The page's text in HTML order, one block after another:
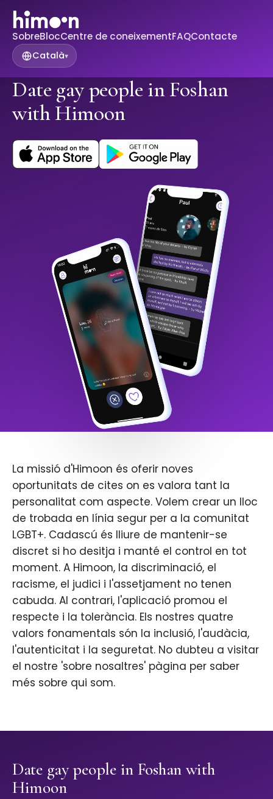
SobreBlocCentre de coneixementFAQContacte
Català▾
Date gay people in Foshan
with Himoon
La missió d'Himoon és oferir noves
oportunitats de cites on es valora tant la
personalitat com aspecte. Volem crear un lloc
de trobada en línia segur per a la comunitat
LGBT+. Cadascú és lliure de mantenir-se
discret si ho desitja i manté el control en tot
moment. A Himoon, la discriminació, el
racisme, el judici i l'assetjament no tenen
cabuda. Al contrari, l'aplicació promou el
respecte i la tolerància. Els nostres quatre
valors fonamentals són la inclusió, l'audàcia,
l'autenticitat i la seguretat. No dubteu a visitar
el nostre 'sobre nosaltres' pàgina per saber
més sobre qui som.
Date gay people in Foshan with
Himoon